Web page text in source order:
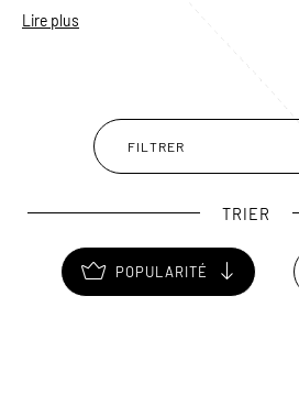
produits du terroir suédois.
Lire plus
FILTRER
TRIER
POPULARITÉ